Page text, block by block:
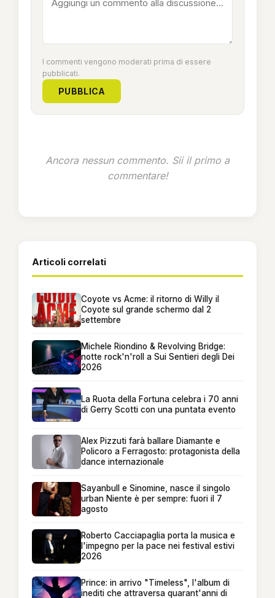
I commenti vengono moderati prima di essere
pubblicati.
PUBBLICA
Ancora nessun commento. Sii il primo a
commentare!
Articoli correlati
Coyote vs Acme: il ritorno di Willy il
Coyote sul grande schermo dal 2
settembre
Michele Riondino & Revolving Bridge:
notte rock'n'roll a Sui Sentieri degli Dei
2026
La Ruota della Fortuna celebra i 70 anni
di Gerry Scotti con una puntata evento
Alex Pizzuti farà ballare Diamante e
Policoro a Ferragosto: protagonista della
dance internazionale
Sayanbull e Sinomine, nasce il singolo
urban Niente è per sempre: fuori il 7
agosto
Roberto Cacciapaglia porta la musica e
l'impegno per la pace nei festival estivi
2026
Prince: in arrivo "Timeless", l'album di
inediti che attraversa quarant'anni di